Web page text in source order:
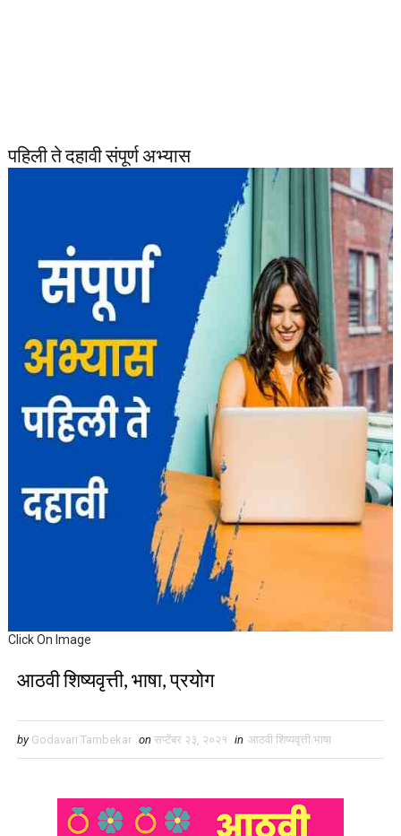
पहिली ते दहावी संपूर्ण अभ्यास
Click On Image
आठवी शिष्यवृत्ती, भाषा, प्रयोग
by Godavari Tambekar on सप्टेंबर २३, २०२१ in आठवी शिष्यवृत्ती भाषा